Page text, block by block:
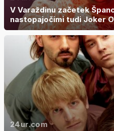
V Varaždinu začetek
nastopajočimi tudi Joker
24ur.com